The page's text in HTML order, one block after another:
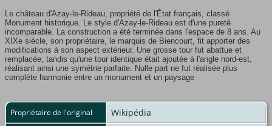
Le château d'Azay-le-Rideau, propriété de l'État français, classé
Monument historique. Le style d'Azay-le-Rideau est d'une pureté
incomparable. La construction a été terminée dans l'espace de 8 ans. Au
XIXe siècle, son propriétaire, le marquis de Biencourt, fit apporter des
modifications à son aspect extérieur. Une grosse tour fut abattue et
remplacée, tandis qu'une tour identique était ajoutée à l'angle nord-est,
réalisant ainsi une symétrie parfaite. Nulle part ne fut réalisée plus
complète harmonie entre un monument et un paysage
Propriétaire de l'original Wikipédia